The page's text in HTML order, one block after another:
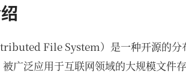
File System）是一种开源的分
广泛应用于互联网领域的大规模文件存